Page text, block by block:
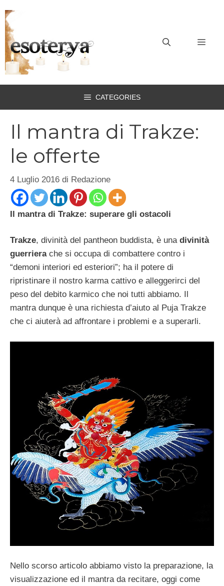
al
contenuto
CATEGORIES
Il mantra di Trakze:
le offerte
4 Luglio 2016 di Redazione
Il mantra di Trakze: superare gli ostacoli
Trakze, divinità del pantheon buddista, è una divinità
guerrierache si occupa di combattere contro i
“demoni interiori ed esteriori”; ha il potere di
ripristinare il nostro karma cattivo e alleggerirci del
peso del debito karmico che noi tutti abbiamo. Il
mantra dunque è una richiesta d’aiuto al Puja Trakze
che ci aiuterà ad affrontare i problemi e a superarli.
Nello scorso articolo abbiamo visto la preparazione, la
visualizzazione ed il mantra da recitare, oggi come